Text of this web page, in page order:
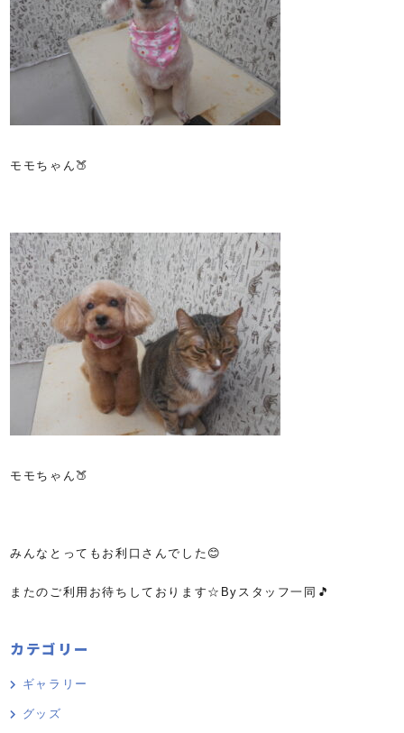
モモちゃん🍑
モモちゃん🍑
みんなとってもお利口さんでした😊
またのご利用お待ちしております☆Byスタッフ一同🎵
カテゴリー
ギャラリー
グッズ